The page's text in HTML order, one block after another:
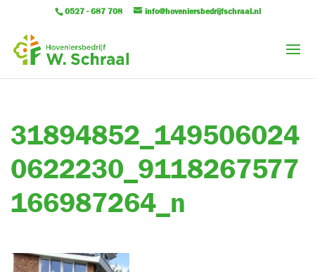
0527 - 687 708 info@hoveniersbedrijfschraal.nl
31894852_149506024
0622230_9118267577
166987264_n